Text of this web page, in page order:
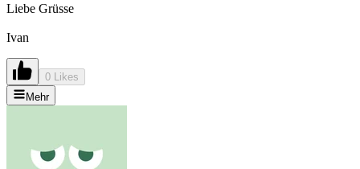
Liebe Grüsse
Ivan
0 Likes
Mehr